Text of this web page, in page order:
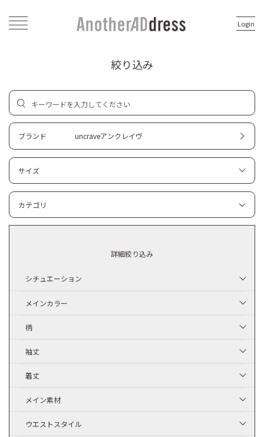
Login
絞り込み
ブランド uncraveアンクレイヴ
サイズ
カテゴリ
詳細絞り込み
シチュエーション
メインカラー
柄
袖丈
着丈
メイン素材
ウエストスタイル